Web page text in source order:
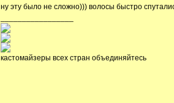
ну эту было не сложно))) волосы быстро
кастомайзеры всех стран объединяйтесь